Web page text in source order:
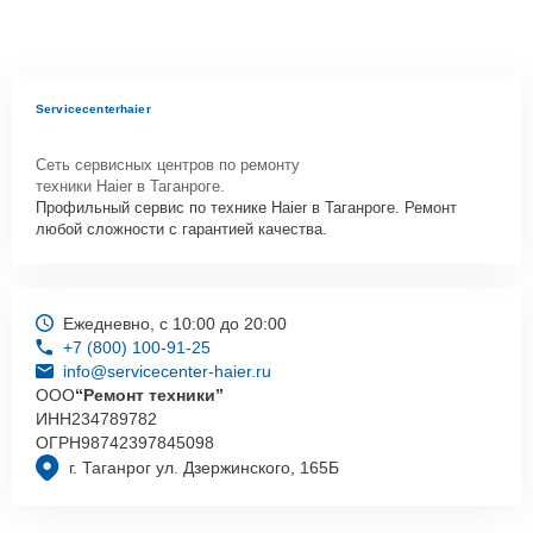
Servicecenterhaier
Сеть сервисных центров по ремонту
техники Haier в Таганроге.
Профильный сервис по технике Haier в Таганроге. Ремонт
любой сложности с гарантией качества.
г. Таганрог ул. Дзержинского, 165Б
Ежедневно, с 10:00 до 20:00
+7 (800) 100-91-25
info@servicecenter-haier.ru
ООО“Ремонт техники”
ИНН234789782
ОГРН98742397845098